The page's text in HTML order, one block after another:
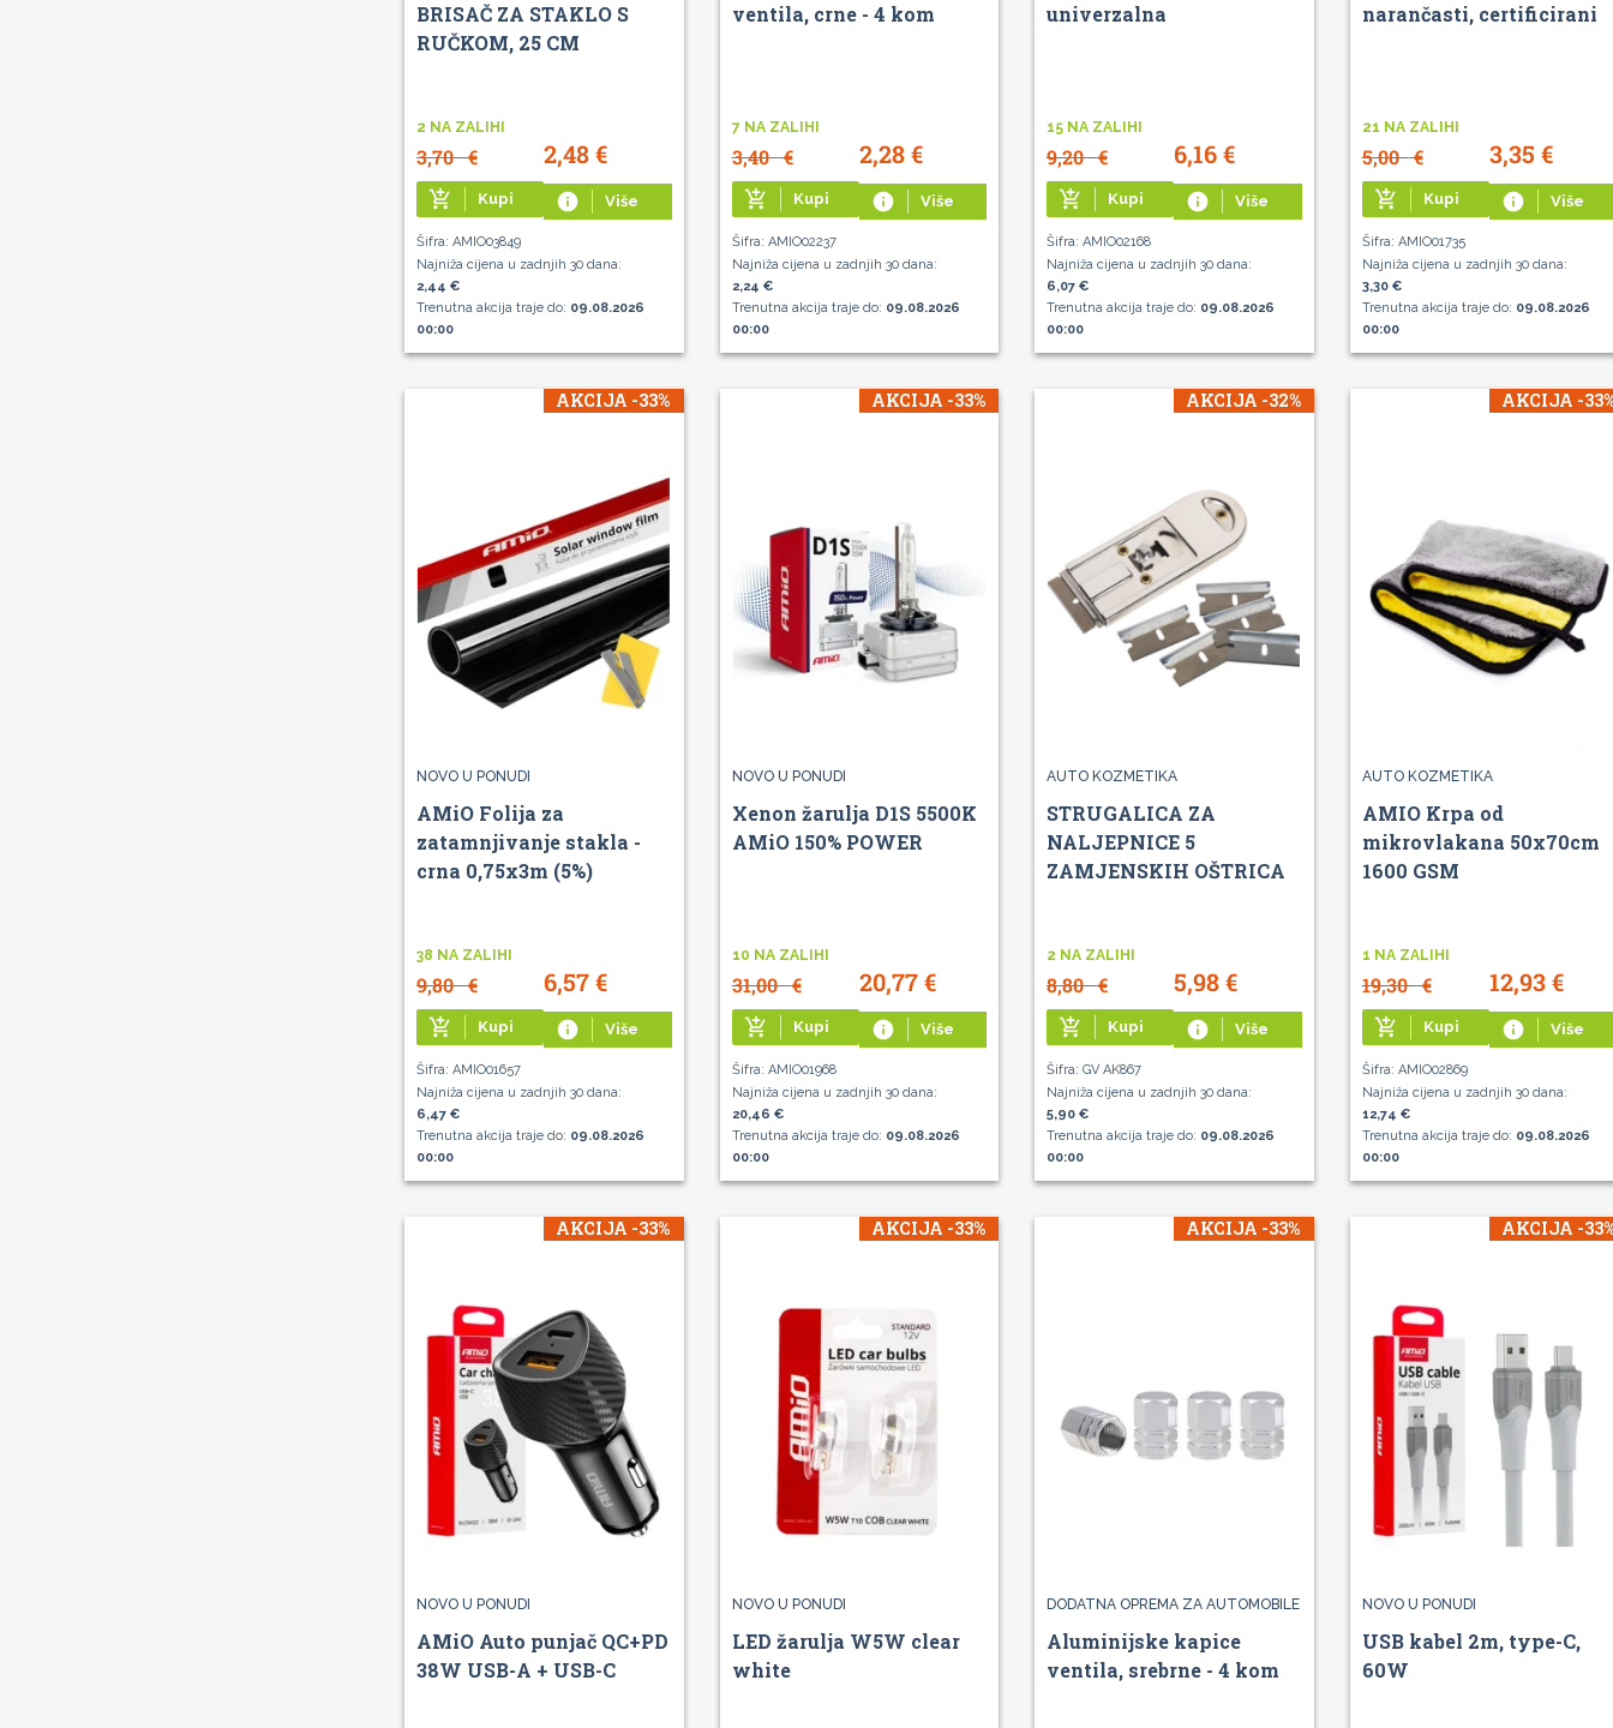
BRISAČ ZA STAKLO S
RUČKOM, 25 CM
2 NA ZALIHI
3,70€ 2,48€
add_shopping_cart Kupi info Više
Šifra: AMIO03849
Najniža cijena u zadnjih 30 dana:
2,44 €
Trenutna akcija traje do: 09.08.2026
00:00
ventila, crne - 4 kom
7 NA ZALIHI
3,40€ 2,28€
add_shopping_cart Kupi info Više
Šifra: AMIO02237
Najniža cijena u zadnjih 30 dana:
2,24 €
Trenutna akcija traje do: 09.08.2026
00:00
univerzalna
15 NA ZALIHI
9,20€ 6,16€
add_shopping_cart Kupi info Više
Šifra: AMIO02168
Najniža cijena u zadnjih 30 dana:
6,07 €
Trenutna akcija traje do: 09.08.2026
00:00
narančasti, certificirani
21 NA ZALIHI
5,00€ 3,35 €
add_shopping_cart Kupi info Više
Šifra: AMIO01735
Najniža cijena u zadnjih 30 dana:
3,30 €
Trenutna akcija traje do: 09.08.2026
00:00
AKCIJA -33%
NOVO U PONUDI
AMiO Folija za
zatamnjivanje stakla -
crna 0,75x3m (5%)
38 NA ZALIHI
9,80€ 6,57€
add_shopping_cart Kupi info Više
Šifra: AMIO01657
Najniža cijena u zadnjih 30 dana:
6,47 €
Trenutna akcija traje do: 09.08.2026
00:00
AKCIJA -33%
NOVO U PONUDI
Xenon žarulja D1S 5500K
AMiO 150% POWER
10 NA ZALIHI
31,00€ 20,77€
add_shopping_cart Kupi info Više
Šifra: AMIO01968
Najniža cijena u zadnjih 30 dana:
20,46 €
Trenutna akcija traje do: 09.08.2026
00:00
AKCIJA -32%
AUTO KOZMETIKA
STRUGALICA ZA
NALJEPNICE 5
ZAMJENSKIH OŠTRICA
2 NA ZALIHI
8,80€ 5,98€
add_shopping_cart Kupi info Više
Šifra: GV AK867
Najniža cijena u zadnjih 30 dana:
5,90 €
Trenutna akcija traje do: 09.08.2026
00:00
AKCIJA -
AUTO KOZMETIKA
AMIO Krpa od
mikrovlakana 50x70cm
1600 GSM
1 NA ZALIHI
19,30€ 12,93€
add_shopping_cart Kupi info Više
Šifra: AMIO02869
Najniža cijena u zadnjih 30 dana:
12,74 €
Trenutna akcija traje do: 09.08.2026
00:00
AKCIJA -33%
NOVO U PONUDI
AMiO Auto punjač QC+PD
38W USB-A + USB-C
AKCIJA -33%
NOVO U PONUDI
LED žarulja W5W clear
white
AKCIJA -33%
DODATNA OPREMA ZA AUTOMOBILE
Aluminijske kapice
ventila, srebrne - 4 kom
AKCIJA -
NOVO U PONUDI
USB kabel 2m, type-C,
60W